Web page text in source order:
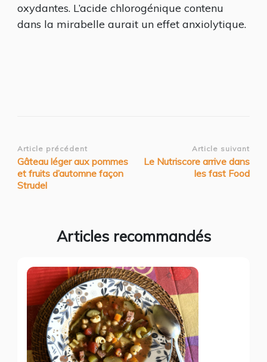
oxydantes. L’acide chlorogénique contenu
dans la mirabelle aurait un effet anxiolytique.
Navigation
d’article
Article précédent
Gâteau léger aux pommes
et fruits d’automne façon
Strudel
Article suivant
Le Nutriscore arrive dans
les fast Food
Articles recommandés